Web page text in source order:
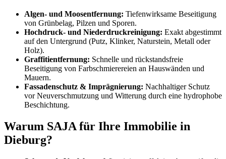
Algen- und Moosentfernung: Tiefenwirksame Beseitigung
von Grünbelag, Pilzen und Sporen.
Hochdruck- und Niederdruckreinigung: Exakt abgestimmt
auf den Untergrund (Putz, Klinker, Naturstein, Metall oder
Holz).
Graffitientfernung: Schnelle und rückstandsfreie
Beseitigung von Farbschmierereien an Hauswänden und
Mauern.
Fassadenschutz & Imprägnierung: Nachhaltiger Schutz
vor Neuverschmutzung und Witterung durch eine hydrophobe
Beschichtung.
Warum SAJA für Ihre Immobilie in
Dieburg?